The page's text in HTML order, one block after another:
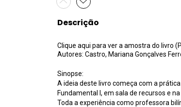
Descrição
Clique aqui para ver a amostra do livro
Autores: Castro, Mariana Gonçalves
Sinopse:
A ideia deste livro começa com a
Fundamental I, em sala de recursos e
Toda a experiência como professora